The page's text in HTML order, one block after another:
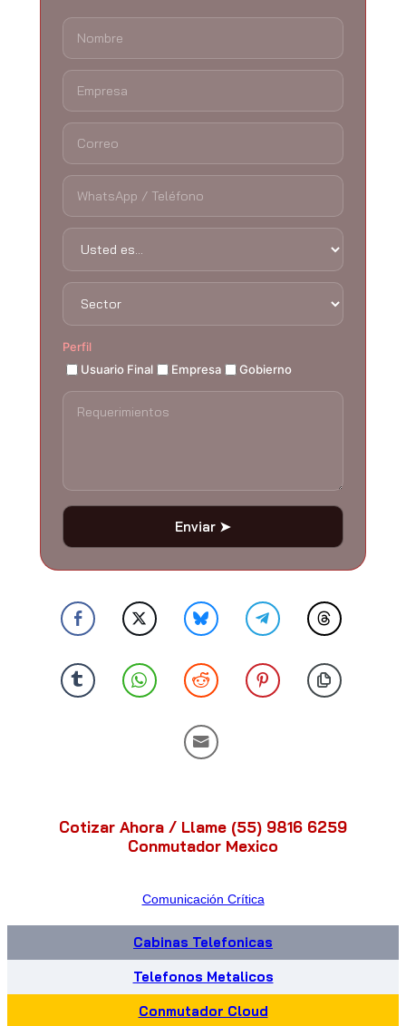
Perfil
Usuario Final Empresa Gobierno
Enviar ➤
Cotizar Ahora / Llame (55) 9816 6259
Conmutador Mexico
Comunicación Crítica
Cabinas Telefonicas
Telefonos Metalicos
Conmutador Cloud